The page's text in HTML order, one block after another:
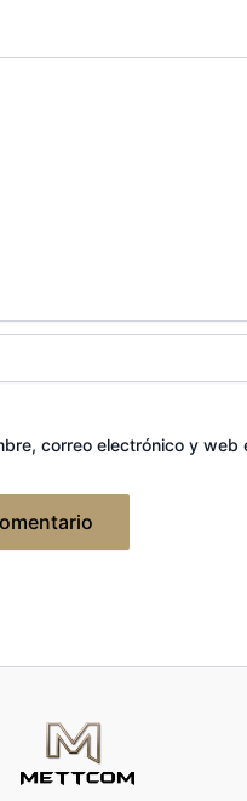
correo electrónico y